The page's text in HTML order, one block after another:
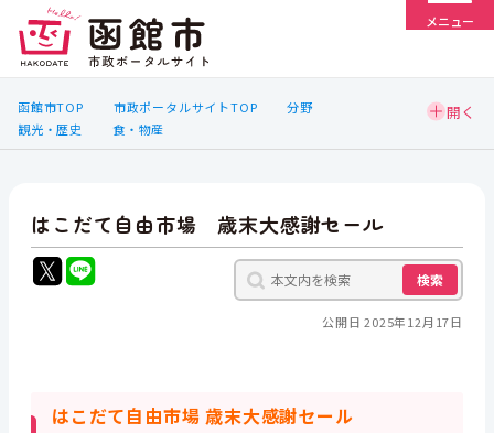
メニュー
函館市TOP 市政ポータルサイトTOP
分野
観光・歴史
食・物産
はこだて自由市場 歳末大感謝セール
検索
公開日 2025年12月17日
はこだて自由市場 歳末大感謝セール